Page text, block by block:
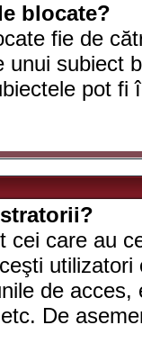
blocate?
fie de
unui subiect
pot fi
cei care au
de
De